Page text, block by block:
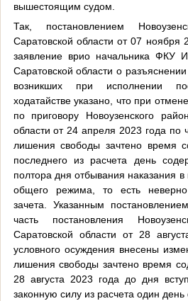
вышестоящим судом.
Так, постановлением
Саратовской области от 07 ноября
заявление врио начальника
Саратовской области о
возникших при исполнении
ходатайстве указано, что при
по приговору Новоузенского
области от 24 апреля 2023 года по
лишения свободы зачтено время
последнего из расчета день
полтора дня отбывания наказания
общего режима, то есть неверно
зачета. Указанным
часть постановления
Саратовской области от 28
условного осуждения внесены
лишения свободы зачтено время
28 августа 2023 года до дня
законную силу из расчета один